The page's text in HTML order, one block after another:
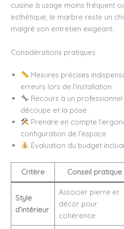
cuisine à usage moins fréquent
esthétique, le marbre reste un
malgré son entretien exigeant.
Considérations pratiques
Mesures précises
erreurs lors de l’installation
Recours à un
découpe et la pose
Prendre en compte
configuration de l’espace
Évaluation du budget
Critère Conseil pratique
Style
d’intérieur
Associer pierre et
décor pour
cohérence